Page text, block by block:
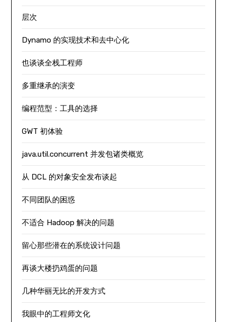
层次
Dynamo 的实现技术和去中心化
也谈谈全栈工程师
多重继承的演变
编程范型：工具的选择
GWT 初体验
java.util.concurrent 并发包诸类概览
从 DCL 的对象安全发布谈起
不同团队的困惑
不适合 Hadoop 解决的问题
留心那些潜在的系统设计问题
再谈大楼扔鸡蛋的问题
几种华丽无比的开发方式
我眼中的工程师文化